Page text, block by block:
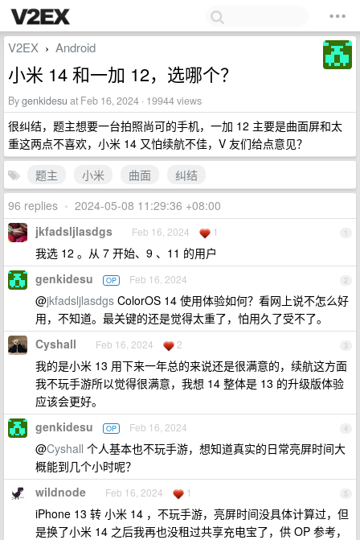
V2EX › Android
小米 14 和一加 12，选哪个？
Bygenkidesu at Feb 16, 2024 · 19944 views
很纠结，题主想要一台拍照尚可的手机，一加 12 主要是曲面屏和太
重这两点不喜欢，小米 14 又怕续航不佳，V 友们给点意见？
题主
小米 曲面
纠结
96 replies • 2024-05-08 11:29:36 +08:00
1
jkfadsljlasdgs Feb 16, 2024 1
我选 12 。从 7 开始、9 、11 的用户
2
genkidesu OP Feb 16, 2024
@jkfadsljlasdgs ColorOS 14 使用体验如何？看网上说不怎么好
用，不知道。最关键的还是觉得太重了，怕用久了受不了。
3
Cyshall Feb 16, 2024 2
我的是小米 13 用下来一年总的来说还是很满意的，续航这方面
我不玩手游所以觉得很满意，我想 14 整体是 13 的升级版体验
应该会更好。
4
genkidesu OP Feb 16, 2024
@Cyshall 个人基本也不玩手游，想知道真实的日常亮屏时间大
概能到几个小时呢？
5
wildnode Feb 16, 2024 1
iPhone 13 转 小米 14 ，不玩手游，亮屏时间没具体计算过，但
是换了小米 14 之后我再也没租过共享充电宝了，供 OP 参考，